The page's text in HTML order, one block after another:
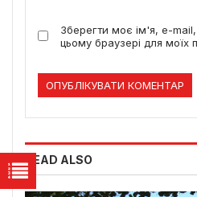
Зберегти моє ім'я, e-
цьому браузері для моїх
READ ALSO